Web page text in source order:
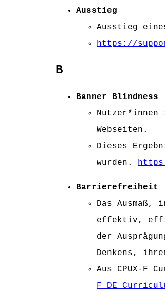
Ausstieg
Ausstieg
https://
B
Banner Blindness
Nutzer*innen
Webseiten.
Dieses
wurden.
Barrierefreiheit
Das
effektiv,
der
Denkens,
Aus CPUX-F